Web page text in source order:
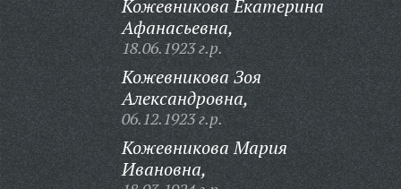
Кожевникова Екатерина
Афанасьевна,
18.06.1923 г.р.
Кожевникова Зоя
Александровна,
06.12.1923 г.р.
Кожевникова Мария
Ивановна,